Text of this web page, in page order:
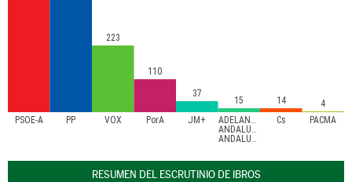
PSOE-A PP VOX PorA JM+
ADELANTE
ANDALUCÍA-
ANDALUCISTAS
Cs PACMA
223
110
37
15 14 4
RESUMEN DEL ESCRUTINIO DE IBROS